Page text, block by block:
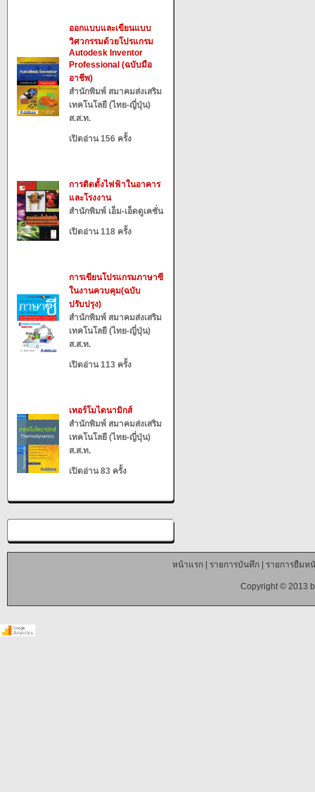
ออกแบบและเขียนแบบ
วิศวกรรมด้วยโปรแกรม
Autodesk Inventor
Professional (ฉบับมือ
อาชีพ)
สำนักพิมพ์ สมาคมส่งเสริม
เทคโนโลยี (ไทย-ญี่ปุ่น)
ส.ส.ท.
เปิดอ่าน 156 ครั้ง
การติดตั้งไฟฟ้าในอาคาร
และโรงงาน
สำนักพิมพ์ เอ็ม-เอ็ดดูเคชั่น
เปิดอ่าน 118 ครั้ง
การเขียนโปรแกรมภาษาซี
ในงานควบคุม(ฉบับ
ปรับปรุง)
สำนักพิมพ์ สมาคมส่งเสริม
เทคโนโลยี (ไทย-ญี่ปุ่น)
ส.ส.ท.
เปิดอ่าน 113 ครั้ง
เทอร์โมไดนามิกส์
สำนักพิมพ์ สมาคมส่งเสริม
เทคโนโลยี (ไทย-ญี่ปุ่น)
ส.ส.ท.
เปิดอ่าน 83 ครั้ง
หน้าแรก| รายการบันทึก| รายการยืมห
Copyright © 2013